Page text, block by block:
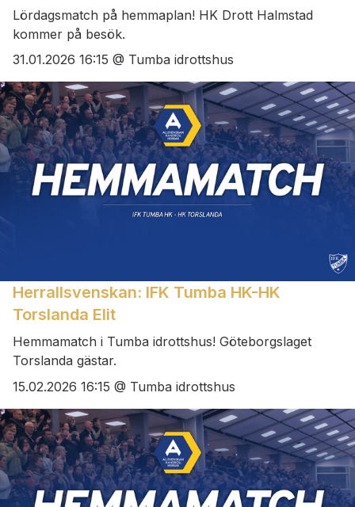
Lördagsmatch på hemmaplan! HK Drott Halmstad
kommer på besök.
31.01.2026 16:15 @ Tumba idrottshus
Herrallsvenskan: IFK Tumba HK-HK
Torslanda Elit
Hemmamatch i Tumba idrottshus! Göteborgslaget
Torslanda gästar.
15.02.2026 16:15 @ Tumba idrottshus